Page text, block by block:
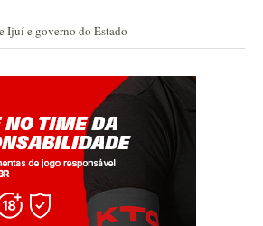
Ijuí e governo do Estado